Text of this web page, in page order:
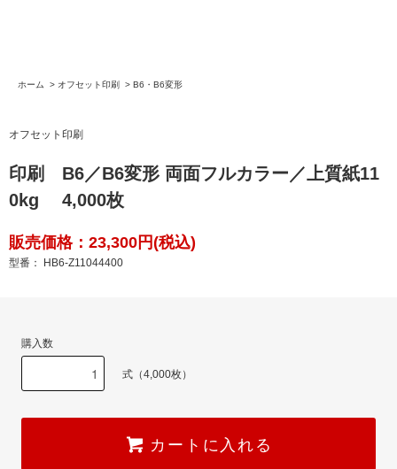
ホーム > オフセット印刷 > B6・B6変形
オフセット印刷
印刷 B6／B6変形 両面フルカラー／上質紙11
0kg 4,000枚
販売価格：23,300円(税込)
型番： HB6-Z11044400
購入数
式（4,000枚）
カートに入れる